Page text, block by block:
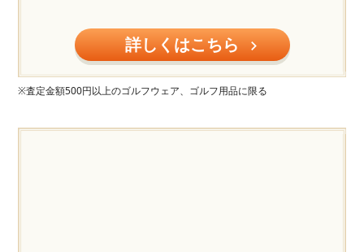
詳しくはこちら
※査定金額500円以上のゴルフウェア、ゴルフ用品に限る